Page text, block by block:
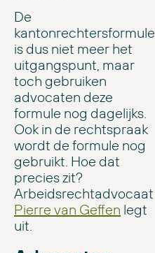
De
kantonrechtersformule
is dus niet meer het
uitgangspunt, maar
toch gebruiken
advocaten deze
formule nog dagelijks.
Ook in de rechtspraak
wordt de formule nog
gebruikt. Hoe dat
precies zit?
Arbeidsrechtadvocaat
Pierre van Geffen legt
uit.